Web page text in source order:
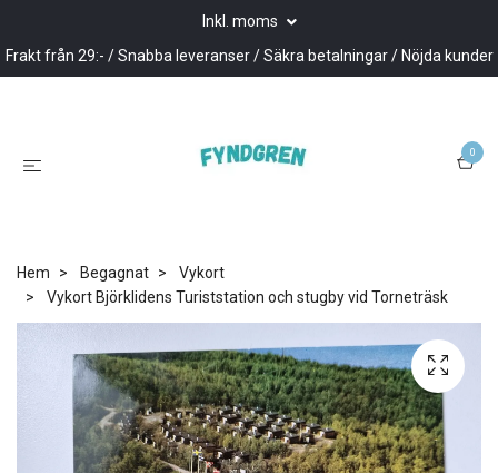
Inkl. moms
Frakt från 29:- / Snabba leveranser / Säkra betalningar / Nöjda kunder
0
Hem Begagnat
Vykort
Vykort Björklidens Turiststation och stugby vid Torneträsk